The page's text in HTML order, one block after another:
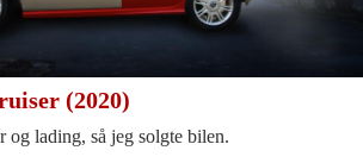
(2020)
og lading, så jeg solgte bilen.